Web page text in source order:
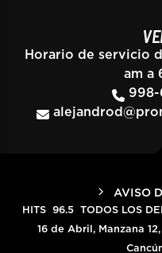
Horario de servicio
am a
AVISO
HITS 96.5 TODOS LOS
16 de Abril, Manzana